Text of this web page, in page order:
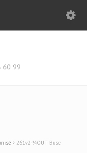
60 99
261v2-¼OUT Buse